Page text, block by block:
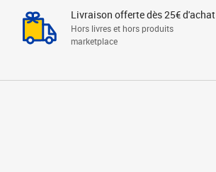
Livraison offerte dès 25€ d'achat
Hors livres et hors produits
marketplace